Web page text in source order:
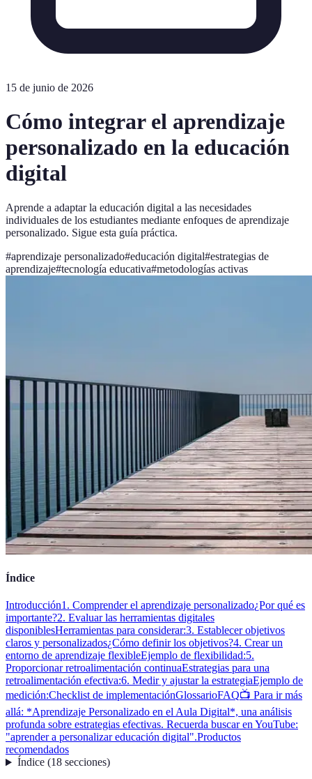
15 de junio de 2026
Cómo integrar el aprendizaje
personalizado en la educación
digital
Aprende a adaptar la educación digital a las necesidades
individuales de los estudiantes mediante enfoques de aprendizaje
personalizado. Sigue esta guía práctica.
#aprendizaje personalizado#educación digital#estrategias de
aprendizaje#tecnología educativa#metodologías activas
Índice
Introducción1. Comprender el aprendizaje personalizado¿Por qué es
importante?2. Evaluar las herramientas digitales
disponiblesHerramientas para considerar:3. Establecer objetivos
claros y personalizados¿Cómo definir los objetivos?4. Crear un
entorno de aprendizaje flexibleEjemplo de flexibilidad:5.
Proporcionar retroalimentación continuaEstrategias para una
retroalimentación efectiva:6. Medir y ajustar la estrategiaEjemplo de
medición:Checklist de implementaciónGlossarioFAQ📺 Para ir más
allá: *Aprendizaje Personalizado en el Aula Digital*, una análisis
profunda sobre estrategias efectivas. Recuerda buscar en YouTube:
"aprender a personalizar educación digital".Productos
recomendados
Índice(18 secciones)